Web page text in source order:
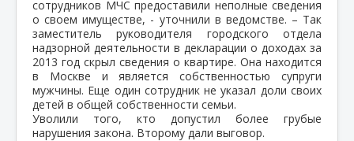
сотрудников МЧС предоставили неполные сведения
о своем имуществе, - уточнили в ведомстве. – Так
заместитель руководителя городского отдела
надзорной деятельности в декларации о доходах за
2013 год скрыл сведения о квартире. Она находится
в Москве и является собственностью супруги
мужчины. Еще один сотрудник не указал доли своих
детей в общей собственности семьи.
Уволили того, кто допустил более грубые
нарушения закона. Второму дали выговор.